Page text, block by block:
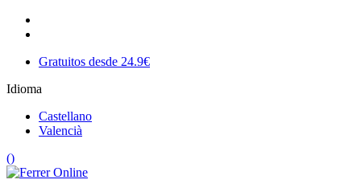
Gratuitos desde 24.9€
Idioma
Castellano
Valencià
()